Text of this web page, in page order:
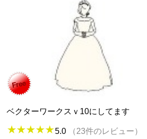
ベクターワークスｖ10にしてます
5.0 （23件のレビュー）